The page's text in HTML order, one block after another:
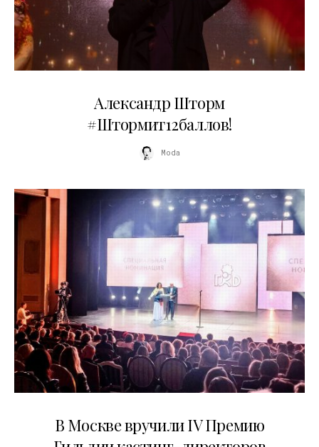
Александр Шторм
#Штормит12баллов!
Moda
В Москве вручили IV Премию